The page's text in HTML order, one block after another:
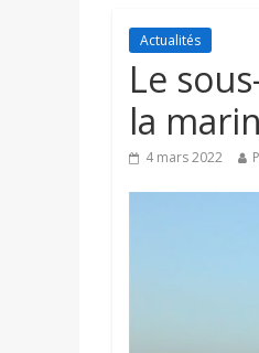
Actualités
Le
la
4 mars 2022